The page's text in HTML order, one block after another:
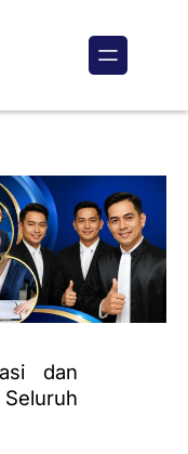
dan